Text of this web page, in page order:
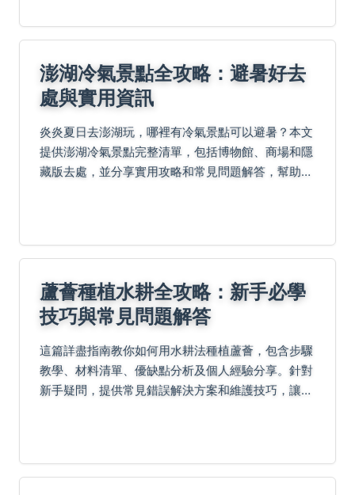
澎湖冷氣景點全攻略：避暑好去
處與實用資訊
炎炎夏日去澎湖玩，哪裡有冷氣景點可以避暑？本文
提供澎湖冷氣景點完整清單，包括博物館、商場和隱
藏版去處，並分享實用攻略和常見問題解答，幫助你
蘆薈種植水耕全攻略：新手必學
技巧與常見問題解答
這篇詳盡指南教你如何用水耕法種植蘆薈，包含步驟
教學、材料清單、優缺點分析及個人經驗分享。針對
新手疑問，提供常見錯誤解決方案和維護技巧，讓你